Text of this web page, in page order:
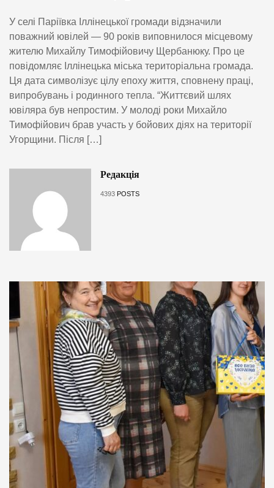
У селі Паріївка Іллінецької громади відзначили
поважний ювілей — 90 років виповнилося місцевому
жителю Михайлу Тимофійовичу Щербанюку. Про це
повідомляє Іллінецька міська територіальна громада.
Ця дата символізує цілу епоху життя, сповнену праці,
випробувань і родинного тепла. “Життєвий шлях
ювіляра був непростим. У молоді роки Михайло
Тимофійович брав участь у бойових діях на території
Угорщини. Після […]
Редакція
4393 POSTS